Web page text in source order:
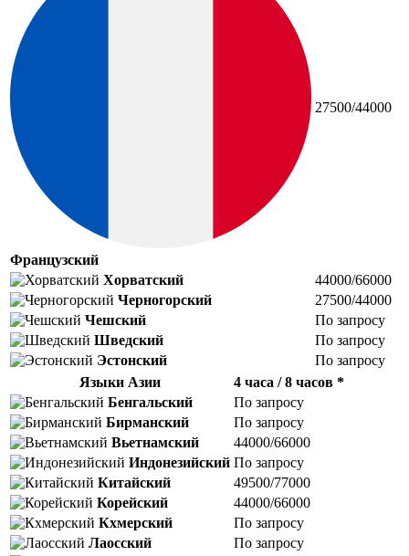
Французский
27500/44000
Хорватский
44000/66000
Черногорский
27500/44000
Чешский
По запросу
Шведский
По запросу
Эстонский
По запросу
Языки Азии
4 часа / 8 часов *
Бенгальский
По запросу
Бирманский
По запросу
Вьетнамский
44000/66000
Индонезийский По запросу
Китайский
49500/77000
Корейский
44000/66000
Кхмерский
По запросу
Лаосский
По запросу